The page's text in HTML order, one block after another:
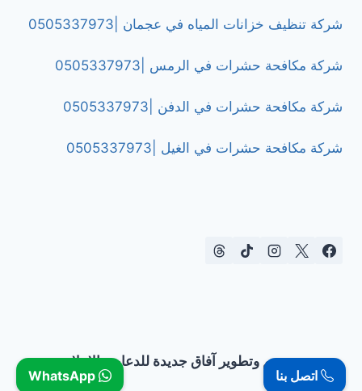
شركة تنظيف خزانات المياه في عجمان |0505337973
شركة مكافحة حشرات في الرمس |0505337973
شركة مكافحة حشرات في الدفن |0505337973
شركة مكافحة حشرات في الغيل |0505337973
تصميم وتطوير آفاق جديدة للدعاية والإعلان
اتصل بنا